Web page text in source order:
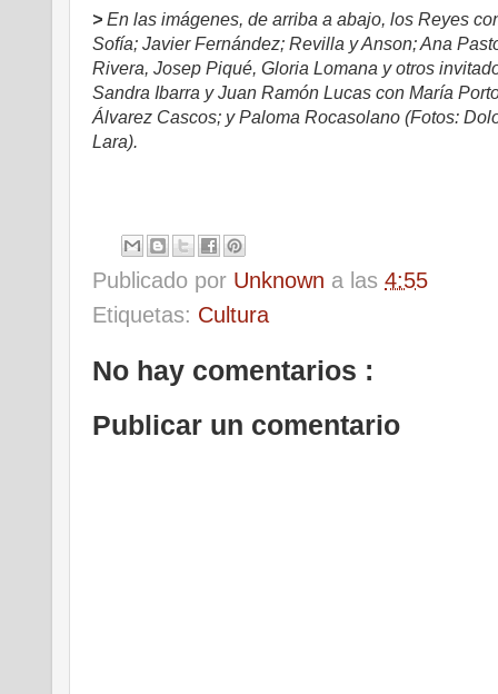
> En las imágenes, de arriba a abajo, los Reyes
Sofía; Javier Fernández; Revilla y Anson; Ana
Rivera, Josep Piqué, Gloria Lomana y otros
Sandra Ibarra y Juan Ramón Lucas con María
Álvarez Cascos; y Paloma Rocasolano (Fotos:
Lara).
Publicado por Unknown a las 4:55
Etiquetas: Cultura
No hay comentarios :
Publicar un comentario